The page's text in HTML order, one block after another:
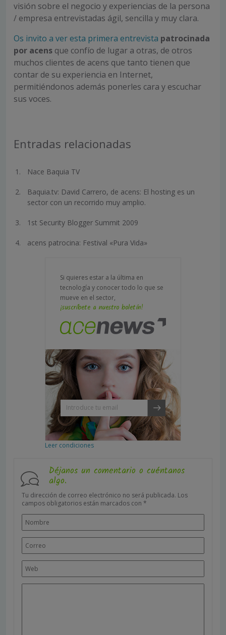
visión sobre el negocio y experiencias de la persona
/ empresa entrevistadas ágil, sencilla y muy clara.
Os invito a ver esta primera entrevista patrocinada
por acens que confío de lugar a otras, de otros
muchos clientes de acens que tanto tienen que
contar de su experiencia en Internet,
permitiéndonos además ponerles cara y escuchar
sus voces.
Entradas relacionadas
Nace Baquia TV
Baquia.tv: David Carrero, de acens: El hosting es un
sector con un recorrido muy amplio.
1st Security Blogger Summit 2009
acens patrocina: Festival «Pura Vida»
Si quieres estar a la última en
tecnología y conocer todo lo que se
mueve en el sector,
¡suscríbete a nuestro boletín!
Leer condiciones
Déjanos un comentario o cuéntanos
algo.
Tu dirección de correo electrónico no será publicada. Los
campos obligatorios están marcados con *